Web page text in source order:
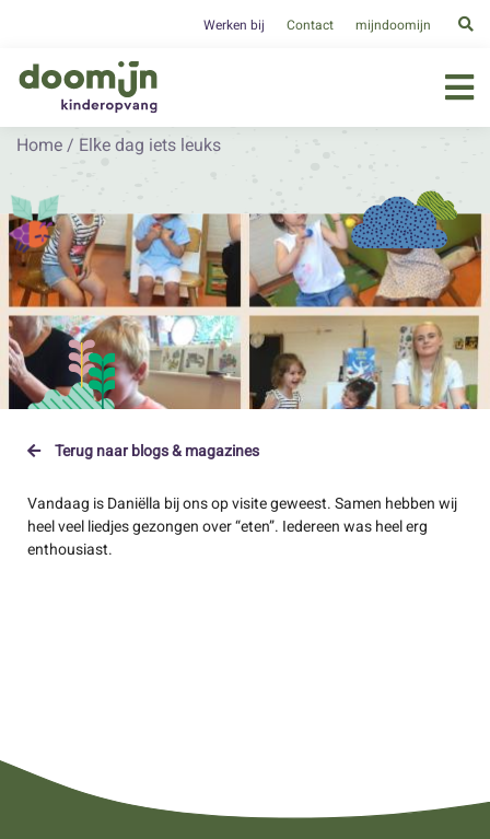
Werken bij Contact mijndoomijn
Home / Elke dag iets leuks
Terug naar blogs & magazines
Vandaag is Daniëlla bij ons op visite geweest. Samen hebben wij
heel veel liedjes gezongen over “eten”. Iedereen was heel erg
enthousiast.